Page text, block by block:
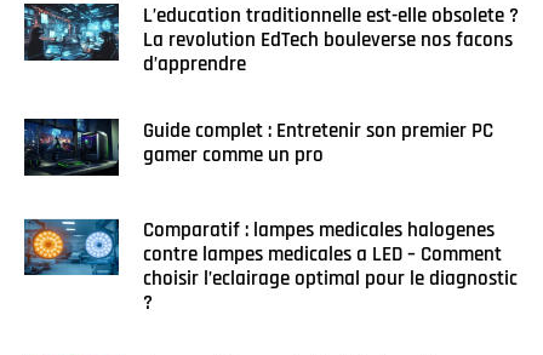
L’education traditionnelle est-elle obsolete ?
La revolution EdTech bouleverse nos facons
d’apprendre
Guide complet : Entretenir son premier PC
gamer comme un pro
Comparatif : lampes medicales halogenes
contre lampes medicales a LED – Comment
choisir l’eclairage optimal pour le diagnostic
?